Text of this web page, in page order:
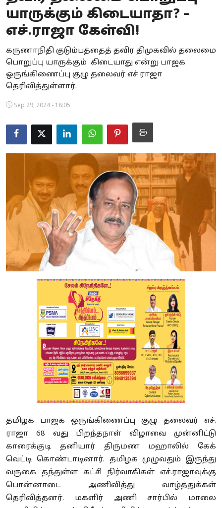
Business
Crime
Tamilnadu
National
World
Astrology
Spirituality
Politics
யாருக்கும் கிடையாதா? –
எச்.ராஜா கேள்வி!
கருணாநிதி குடும்பத்தைத் தவிர திமுகவில் தலைமை
பொறுப்பு யாருக்கும் கிடையாது என்று பாஜக
ஒருங்கிணைப்பு குழு தலைவர் எச் ராஜா
தெரிவித்துள்ளார்.
Sep 29, 2024 - 18:05
தமிழக பாஜக ஒருங்கிணைப்பு குழு தலைவர் எச்.
ராஜா 68 வது பிறந்தநாள் விழாவை முன்னிட்டு
காரைக்குடி தனியார் திருமண மஹாலில் கேக்
வெட்டி கொண்டாடினார். தமிழக முழுவதும் இருந்து
வருகை தந்துள்ள கட்சி நிர்வாகிகள் எச்.ராஜாவுக்கு
பொன்னாடை அணிவித்து வாழ்த்துக்கள்
தெரிவித்தனர். மகளிர் அணி சார்பில் மாலை